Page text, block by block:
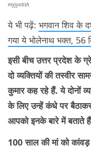
myjyotish
ये भी पढ़ें: भगवान शिव के
गया ये भोलेनाथ भक्त, 56
इसी बीच उत्तर प्रदेश के
दो व्यक्तियों की तस्वीर
कुमार कह रहे हैं. ये दोनों
के लिए उन्हें कंधे पर
आपको इनके बारे में बताते
100 साल की मां को कांवड़